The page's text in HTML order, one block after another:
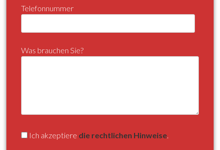
Telefonnummer
Was brauchen Sie?
Ich akzeptiere die rechtlichen Hinweise.